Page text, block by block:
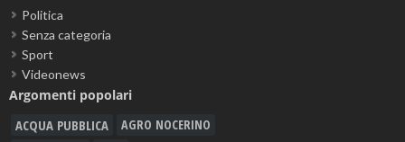
Politica
Senza categoria
Sport
Videonews
Argomenti popolari
ACQUA PUBBLICA AGRO NOCERINO